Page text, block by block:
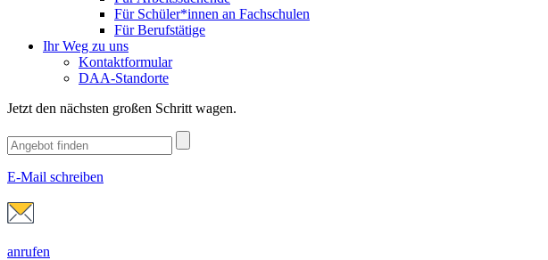
Für Schüler*innen an Fachschulen
Für Berufstätige
Ihr Weg zu uns
Kontaktformular
DAA-Standorte
Jetzt den nächsten großen Schritt wagen.
E-Mail schreiben
anrufen